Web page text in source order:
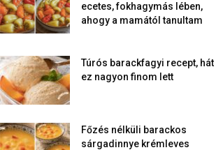
ecetes, fokhagymás lében,
ahogy a mamától tanultam
Túrós barackfagyi recept, hát
ez nagyon finom lett
Főzés nélküli barackos
sárgadinnye krémleves